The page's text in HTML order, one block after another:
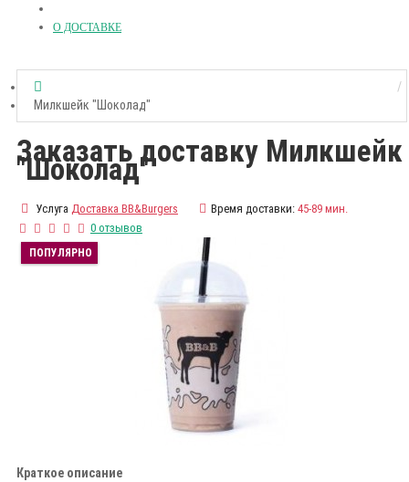
О ДОСТАВКЕ
Милкшейк "Шоколад"
Заказать доставку Милкшейк
"Шоколад"
Услуга Доставка BB&Burgers Время доставки: 45-89 мин.
0 отзывов
ПОПУЛЯРНО
Краткое описание